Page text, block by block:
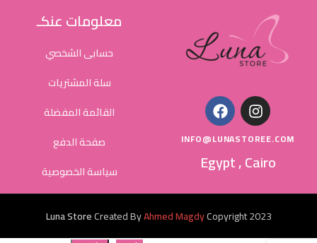
INFO@LUNASTOREE.COM
Egypt , Cairo
معلومات عنكـ
حسابى الشخصي
سلة المشتريات
القائمة المفضلة
صفحة الدفع
سياسة الخصوصية
Luna StoreCreated ByAhmed MagdyCopyright2023